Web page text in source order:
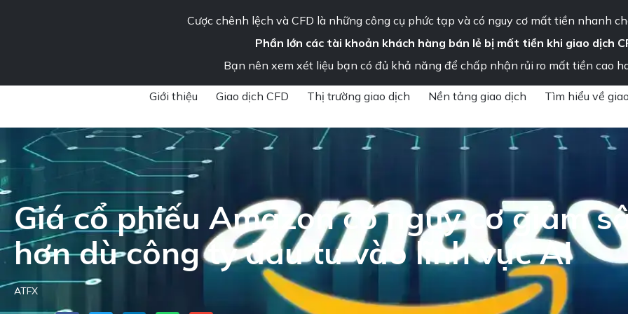
Thông báo quan trọng – Vui lòng đọc ngay
Cược chênh lệch và CFD là những công cụ phức tạp và có nguy cơ mất tiền nhanh
Phần lớn các tài khoản khách hàng bán lẻ bị mất tiền khi giao dịch
Bạn nên xem xét liệu bạn có đủ khả năng để chấp nhận rủi ro mất tiền cao
Liên hệ chúng tôi
Giới thiệu Giao dịch CFD Thị trường giao dịch Nền tảng giao dịch Tìm hiểu về
Giá cổ phiếu Amazon có nguy cơ giảm
hơn dù công ty đầu tư vào lĩnh vực AI
ATFX